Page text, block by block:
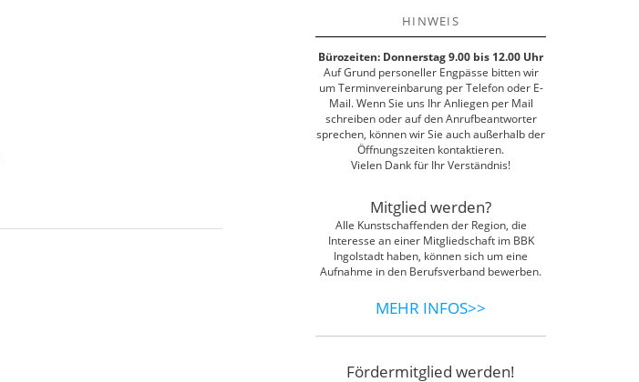
n
HINWEIS
Bürozeiten: Donnerstag 9.00 bis 12.00 Uhr
Auf Grund personeller Engpässe bitten wir
um Terminvereinbarung per Telefon oder E-
Mail. Wenn Sie uns Ihr Anliegen per Mail
schreiben oder auf den Anrufbeantworter
sprechen, können wir Sie auch außerhalb der
Öffnungszeiten kontaktieren.
Vielen Dank für Ihr Verständnis!
Mitglied werden?
Alle Kunstschaffenden der Region, die
Interesse an einer Mitgliedschaft im BBK
Ingolstadt haben, können sich um eine
Aufnahme in den Berufsverband bewerben.
MEHR INFOS>>
Fördermitglied werden!